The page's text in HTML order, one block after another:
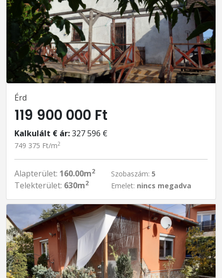
Érd
119 900 000 Ft
Kalkulált € ár:327 596 €
749 375 Ft/m2
Alapterület: 160.00m2
Telekterület: 630m2
Szobaszám: 5
Emelet: nincs megadva